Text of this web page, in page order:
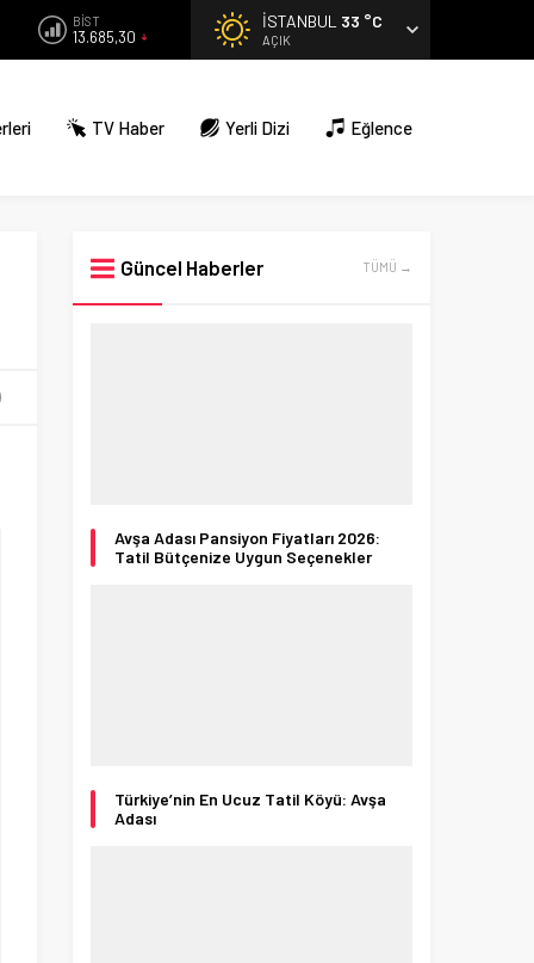
BİST
13.685,30
İSTANBUL 33 °C
AÇIK
TV Haber Yerli Dizi Eğlence
Güncel Haberler TÜMÜ →
Avşa Adası Pansiyon Fiyatları 2026:
Tatil Bütçenize Uygun Seçenekler
Türkiye’nin En Ucuz Tatil Köyü: Avşa
Adası